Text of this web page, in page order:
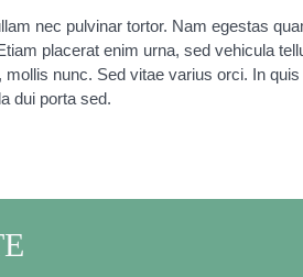
nec pulvinar tortor. Nam egestas
placerat enim urna, sed vehicula
nunc. Sed vitae varius orci. In
dui porta sed.